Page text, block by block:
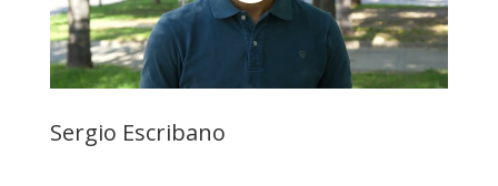
Sergio Escribano